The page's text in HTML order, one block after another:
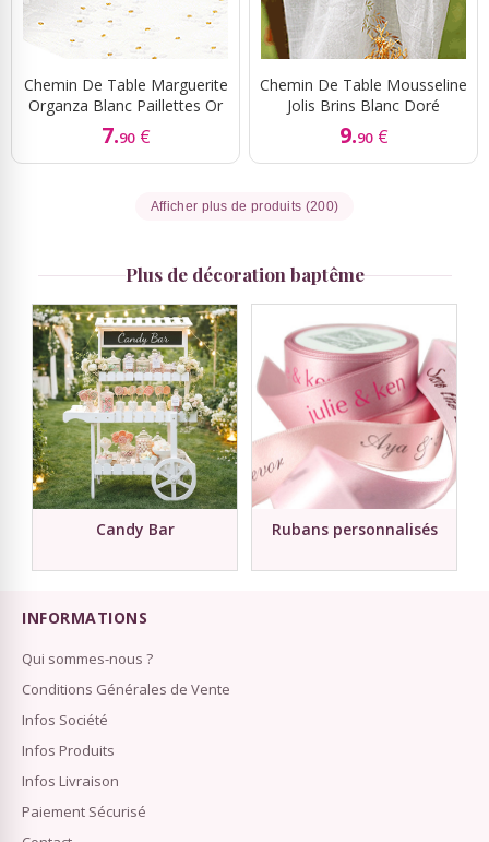
Chemin De Table Marguerite
Organza Blanc Paillettes Or
7.90 €
Chemin De Table Mousseline
Jolis Brins Blanc Doré
9.90 €
Afficher plus de produits (200)
Plus de décoration baptême
Candy Bar Rubans personnalisés
INFORMATIONS
Qui sommes-nous ?
Conditions Générales de Vente
Infos Société
Infos Produits
Infos Livraison
Paiement Sécurisé